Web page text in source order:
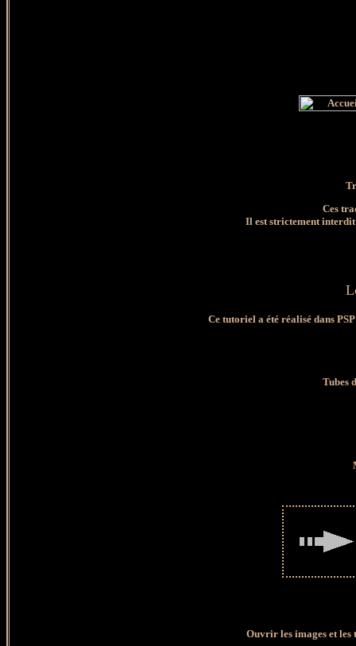
Ces
Il est strictement
Ce tutoriel a été réalisé dans
Tubes
Ouvrir les images et les